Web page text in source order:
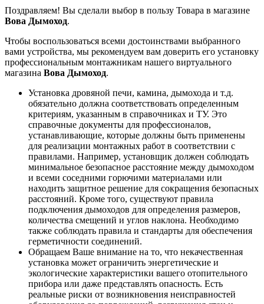
Поздравляем! Вы сделали выбор в пользу Товара в магазине
Вова Дымоход.
Чтобы воспользоваться всеми достоинствами выбранного
вами устройства, мы рекомендуем вам доверить его установку
профессиональным монтажникам нашего виртуального
магазина Вова Дымоход.
Установка дровяной печи, камина, дымохода и т.д.
обязательно должна соответствовать определенным
критериям, указанным в справочниках и ТУ. Это
справочные документы для профессионалов,
устанавливающие, которые должны быть применены
для реализации монтажных работ в соответствии с
правилами. Например, установщик должен соблюдать
минимальное безопасное расстояние между дымоходом
и всеми соседними горючими материалами или
находить защитное решение для сокращения безопасных
расстояний. Кроме того, существуют правила
подключения дымоходов для определения размеров,
количества смещений и углов наклона. Необходимо
также соблюдать правила и стандарты для обеспечения
герметичности соединений.
Обращаем Ваше внимание на то, что некачественная
установка может ограничить энергетические и
экологические характеристики вашего отопительного
прибора или даже представлять опасность. Есть
реальные риски от возникновения неисправностей